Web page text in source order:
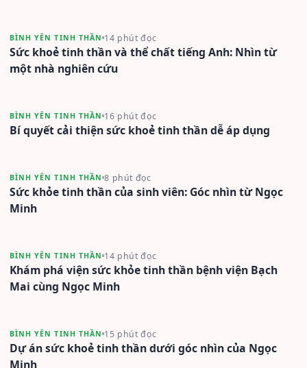
BÌNH YÊN TINH THẦN 14 phút đọc
Sức khoẻ tinh thần và thể chất tiếng Anh: Nhìn từ
một nhà nghiên cứu
BÌNH YÊN TINH THẦN 16 phút đọc
Bí quyết cải thiện sức khoẻ tinh thần dễ áp dụng
BÌNH YÊN TINH THẦN 8 phút đọc
Sức khỏe tinh thần của sinh viên: Góc nhìn từ Ngọc
Minh
BÌNH YÊN TINH THẦN 14 phút đọc
Khám phá viện sức khỏe tinh thần bệnh viện Bạch
Mai cùng Ngọc Minh
BÌNH YÊN TINH THẦN 15 phút đọc
Dự án sức khoẻ tinh thần dưới góc nhìn của Ngọc
Minh